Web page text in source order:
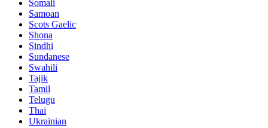
Somali
Samoan
Scots Gaelic
Shona
Sindhi
Sundanese
Swahili
Tajik
Tamil
Telugu
Thai
Ukrainian